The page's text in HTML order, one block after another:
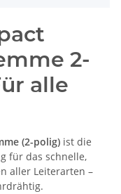
2-
alle
(2-polig) ist die
für das schnelle,
aller Leiterarten –